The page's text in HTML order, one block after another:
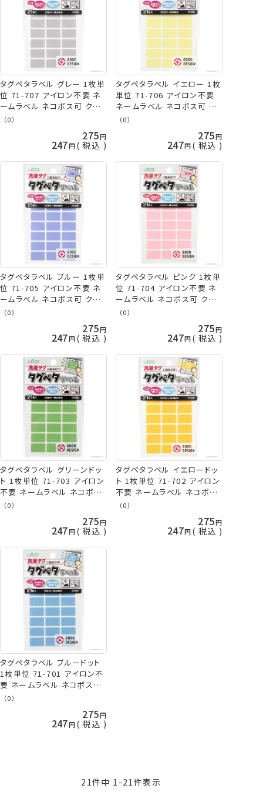
タグペタラベル グレー 1枚単
位 71-707 アイロン不要 ネ
ームラベル ネコポス可 クロ
バー clv 手芸の山久
（0）
275
247 税込
タグペタラベル イエロー 1枚
単位 71-706 アイロン不要
ネームラベル ネコポス可 ク
ロバー clv 手芸の山久
（0）
275
247 税込
タグペタラベル ブルー 1枚単
位 71-705 アイロン不要 ネ
ームラベル ネコポス可 クロ
バー clv 手芸の山久
（0）
275
247 税込
タグペタラベル ピンク 1枚単
位 71-704 アイロン不要 ネ
ームラベル ネコポス可 クロ
バー clv 手芸の山久
（0）
275
247 税込
タグペタラベル グリーンドッ
ト 1枚単位 71-703 アイロン
不要 ネームラベル ネコポス
可 クロバー clv 手芸の山久
（0）
275
247 税込
タグペタラベル イエロードッ
ト 1枚単位 71-702 アイロン
不要 ネームラベル ネコポス
可 クロバー clv 手芸の山久
（0）
275
247 税込
タグペタラベル ブルードット
1枚単位 71-701 アイロン不
要 ネームラベル ネコポス可
クロバー clv 手芸の山久
（0）
275
247 税込
21件中 1 -21 件表示